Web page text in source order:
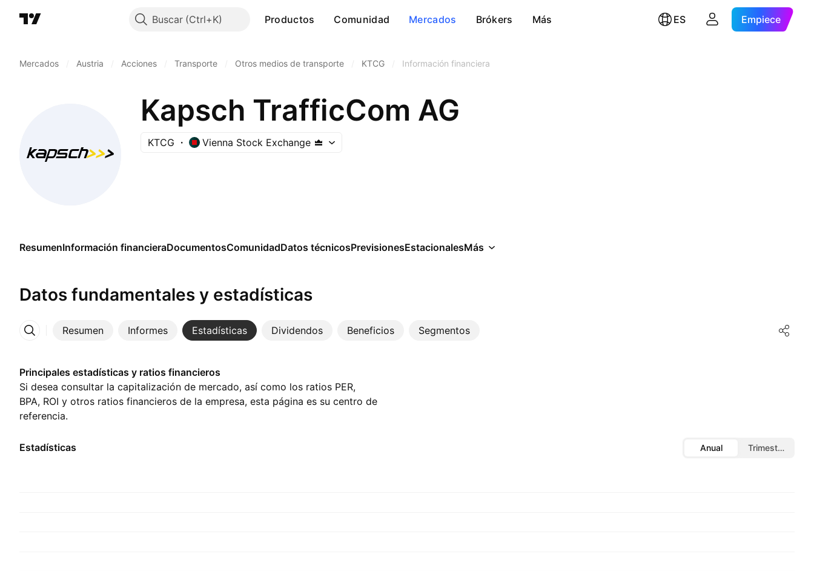
Buscar Productos Comunidad Mercados Brókers Más ES Empiece
Mercados Austria Acciones Transporte Otros medios de transporte KTCG Información financiera
Kapsch TrafficCom AG
KTCG Vienna Stock Exchange
ResumenInformación financieraDocumentosComunidadDatos técnicosPrevisionesEstacionalesMás
Datos fundamentales y estadísticas
Resumen Informes Estadísticas Dividendos Beneficios Segmentos
Más
Principales estadísticas y ratios financieros
Si desea consultar la capitalización de mercado, así como los ratios PER,
BPA, ROI y otros ratios financieros de la empresa, esta página es su centro de
referencia.
Estadísticas Anual Trimestral